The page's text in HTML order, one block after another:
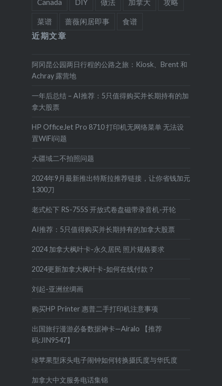
Canada DIY 做法 加拿大 攻略
菜谱 蔷薇闲居即事 食谱
近期文章
阿冈昆公园两日行程的公路之旅：Kiosk、Brent 和
Achray 露营地
一年后总结 – AI推荐：5只值得购买并长期持有的加
拿大股票
HP OfficeJet Pro 8710 打印机无网络菜单 无法设
置WiFi问题
大疆域二不拍照问题
2024年9月最新推出特斯拉推荐链接，让你省钱加元
1300刀
老式松下 RS-755S 开放式卷盘磁带录音机-开轮
AI推荐：5只值得购买并长期持有的加拿大股票
2024 加拿大枫叶卡-永久居民 照片规格要求
2024更新加拿大枫叶卡-如何在线付款？
刘起-亚洲丝绸画
购买HP Printer 惠普二手打印机注意事项
出国旅行漫游必备数据神卡—Airalo 【推荐
码:JIN9547】
绿苹果型床头电子闹钟如何转换摄氏度与华氏度
加拿大中文服务电话集锦